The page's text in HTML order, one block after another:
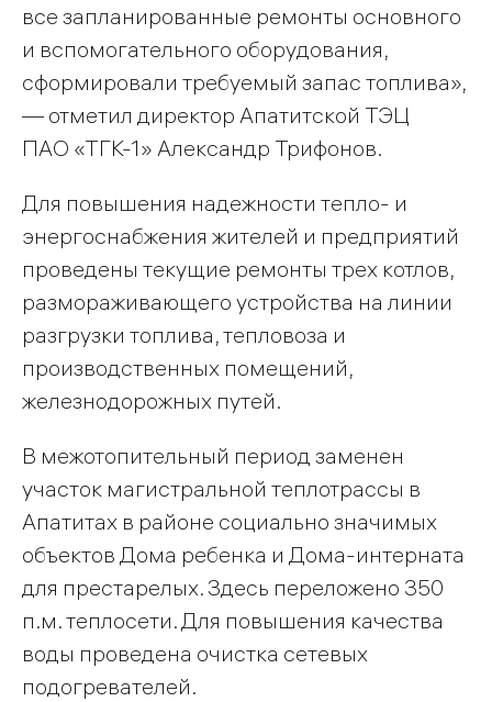
все запланированные ремонты основного
и вспомогательного оборудования,
сформировали требуемый запас топлива»,
— отметил директор Апатитской ТЭЦ
ПАО «ТГК-1» Александр Трифонов.
Для повышения надежности тепло- и
энергоснабжения жителей и предприятий
проведены текущие ремонты трех котлов,
размораживающего устройства на линии
разгрузки топлива, тепловоза и
производственных помещений,
железнодорожных путей.
В межотопительный период заменен
участок магистральной теплотрассы в
Апатитах в районе социально значимых
объектов Дома ребенка и Дома-интерната
для престарелых. Здесь переложено 350
п.м. теплосети. Для повышения качества
воды проведена очистка сетевых
подогревателей.